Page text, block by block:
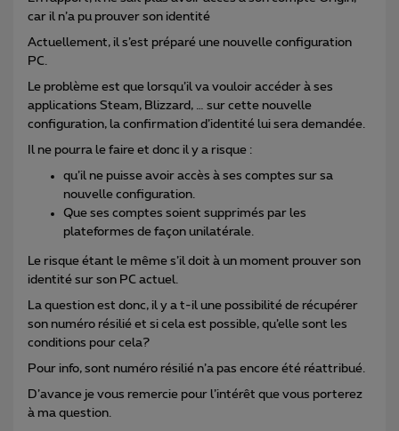
car il n’a pu prouver son identité
Actuellement, il s’est préparé une nouvelle configuration
PC.
Le problème est que lorsqu’il va vouloir accéder à ses
applications Steam, Blizzard, … sur cette nouvelle
configuration, la confirmation d’identité lui sera demandée.
Il ne pourra le faire et donc il y a risque :
qu’il ne puisse avoir accès à ses comptes sur sa
nouvelle configuration.
Que ses comptes soient supprimés par les
plateformes de façon unilatérale.
Le risque étant le même s’il doit à un moment prouver son
identité sur son PC actuel.
La question est donc, il y a t-il une possibilité de récupérer
son numéro résilié et si cela est possible, qu’elle sont les
conditions pour cela?
Pour info, sont numéro résilié n’a pas encore été réattribué.
D’avance je vous remercie pour l’intérêt que vous porterez
à ma question.